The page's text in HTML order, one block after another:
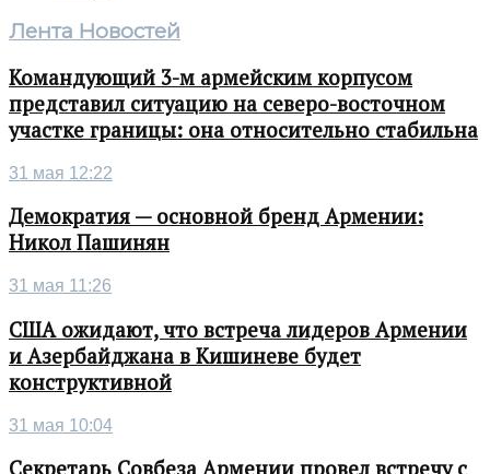
Лента Новостей
Командующий 3-м армейским корпусом
представил ситуацию на северо-восточном
участке границы: она относительно стабильна
31 мая 12:22
Демократия — основной бренд Армении:
Никол Пашинян
31 мая 11:26
США ожидают, что встреча лидеров Армении
и Азербайджана в Кишиневе будет
конструктивной
31 мая 10:04